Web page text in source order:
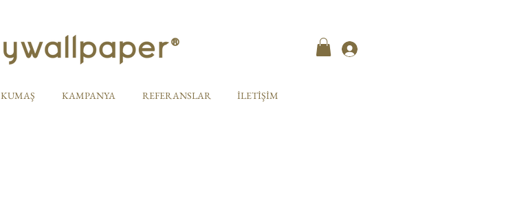
KUMAŞ KAMPANYA REFERANSLAR İLETİŞİM